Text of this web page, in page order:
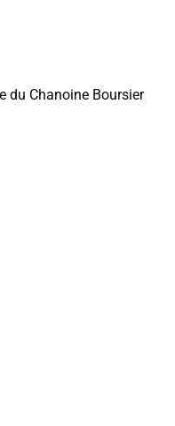
du Chanoine Boursier